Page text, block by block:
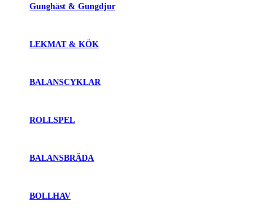
Gunghäst & Gungdjur
LEKMAT & KÖK
BALANSCYKLAR
ROLLSPEL
BALANSBRÄDA
BOLLHAV